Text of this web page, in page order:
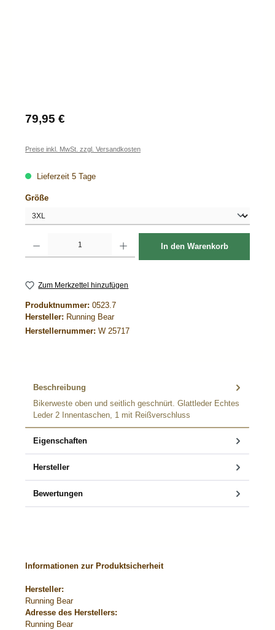
Regulärer Preis:
79,95 €
Preise inkl. MwSt. zzgl. Versandkosten
Lieferzeit 5 Tage
Größeauswählen
In den Warenkorb
Zum Merkzettel hinzufügen
Produktnummer: 0523.7
Hersteller: Running Bear
Herstellernummer: W 25717
Beschreibung
Bikerweste oben und seitlich geschnürt. Glattleder Echtes
Leder 2 Innentaschen, 1 mit Reißverschluss
Eigenschaften
Hersteller
Bewertungen
Informationen zur Produktsicherheit
Hersteller:
Running Bear
Adresse des Herstellers:
Running Bear